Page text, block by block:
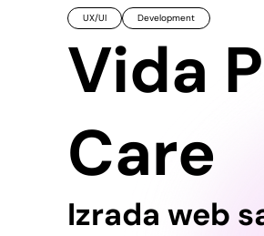
UX/UI Development
Vida
Care
Izrada web